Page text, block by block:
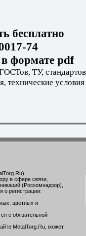
в формате pdf
ТУ,
технические условия
в сфере связи,
(Роскомнадзор),
о регистрации:
цветных и
с обязательной
MetalTorg.Ru, может